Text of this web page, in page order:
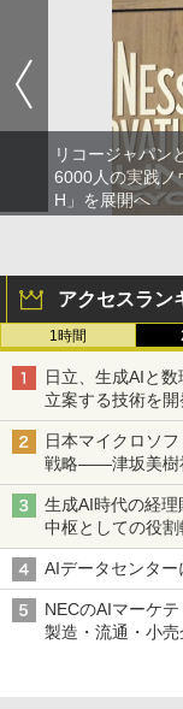
リコージャパン
6000人の実践ノ
H」を展開へ
アクセスラン
1時間
日立、生成AIと
立案する技術を開
日本マイクロソ
戦略――津坂美樹
生成AI時代の経
中枢としての役割
AIデータセンタ
NECのAIマーケ
製造・流通・小